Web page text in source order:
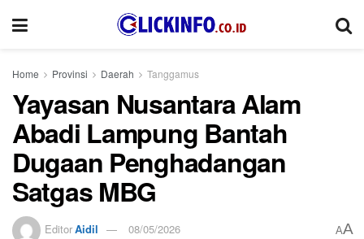
Home Provinsi Daerah Tanggamus
Yayasan Nusantara Alam
Abadi Lampung Bantah
Dugaan Penghadangan
Satgas MBG
EditorAidil 08/05/2026 AA